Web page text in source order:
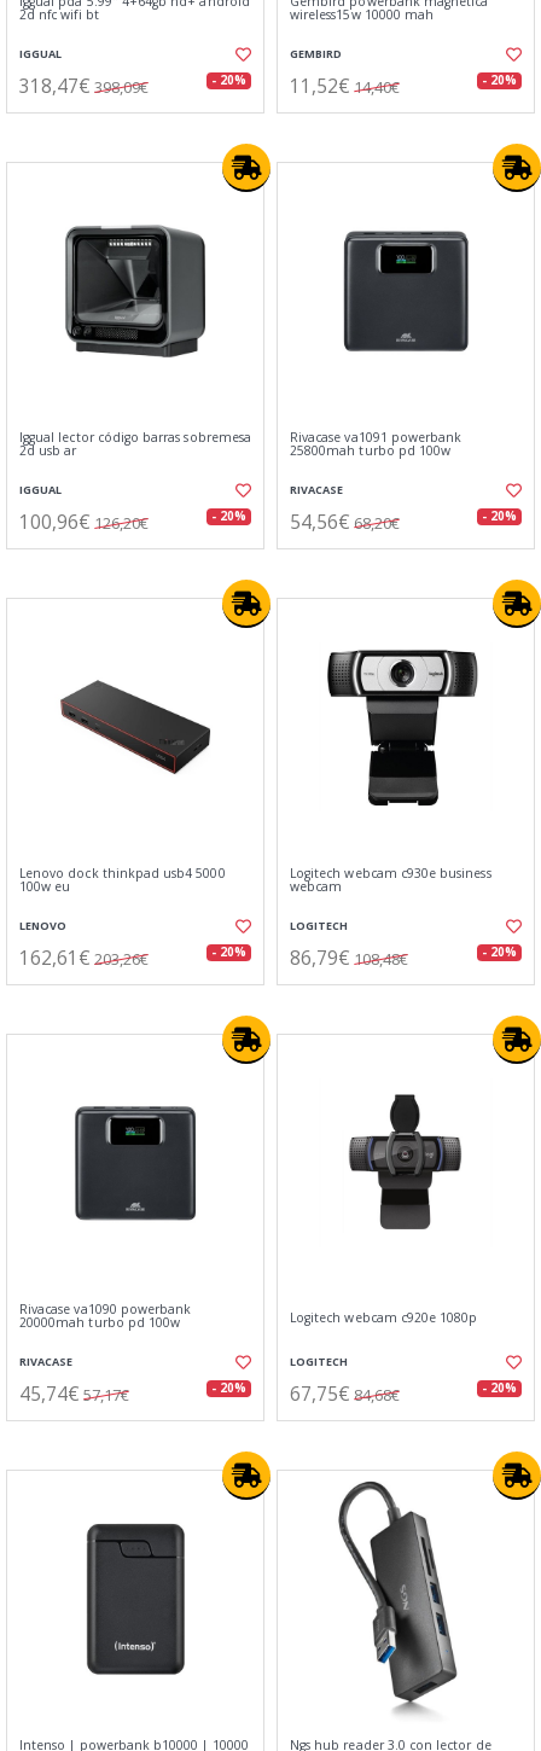
2d nfc wifi bt
IGGUAL
318,47€ 398,09€ - 20%
wireless15w 10000 mah
GEMBIRD
11,52€ 14,40€ - 20%
Iggual lector código barras sobremesa
2d usb ar
IGGUAL
100,96€ 126,20€ - 20%
Rivacase va1091 powerbank
25800mah turbo pd 100w
RIVACASE
54,56€ 68,20€ - 20%
Lenovo dock thinkpad usb4 5000
100w eu
LENOVO
162,61€ 203,26€ - 20%
Logitech webcam c930e business
webcam
LOGITECH
86,79€ 108,48€ - 20%
Rivacase va1090 powerbank
20000mah turbo pd 100w
RIVACASE
45,74€ 57,17€ - 20%
Logitech webcam c920e 1080p
LOGITECH
67,75€ 84,68€ - 20%
Intenso | powerbank b10000 | 10000 Ngs hub reader 3.0 con lector de